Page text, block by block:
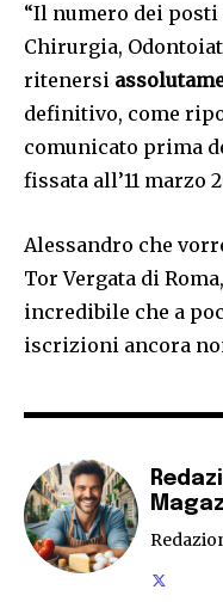
“Il numero dei
Chirurgia,
ritenersi
definitivo, come
comunicato prima
fissata all’11 marzo
Alessandro che
Tor Vergata di
incredibile che a
iscrizioni ancora